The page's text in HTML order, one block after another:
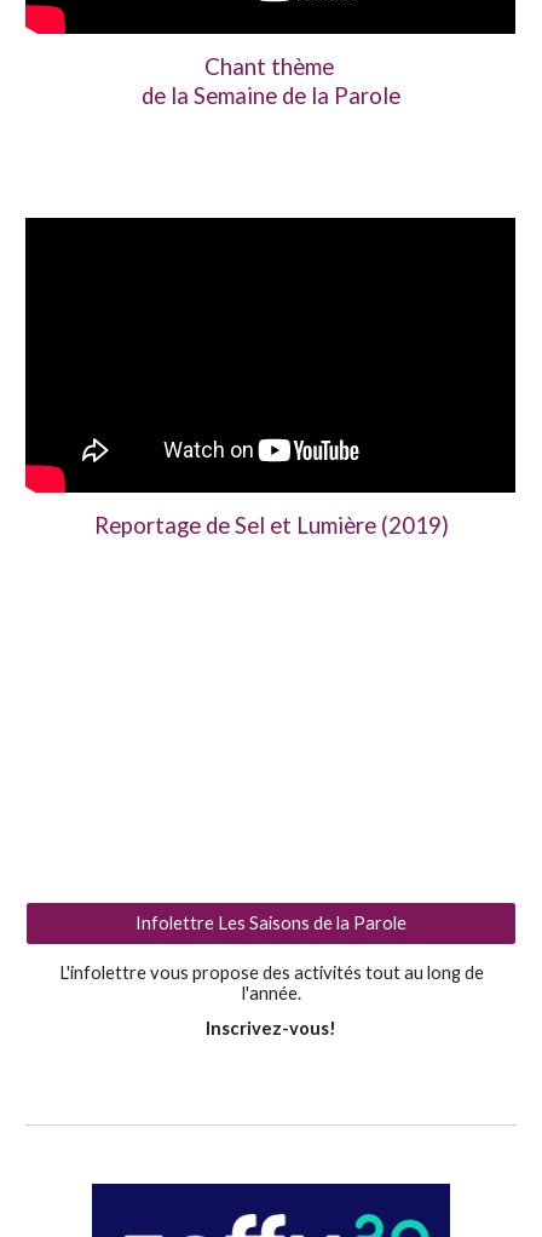
Chant thème
de la Semaine de la Parole
Reportage de Sel et Lumière (2019)
Infolettre Les Saisons de la Parole
L'infolettre vous propose des activités tout au long de
l'année.
Inscrivez-vous!